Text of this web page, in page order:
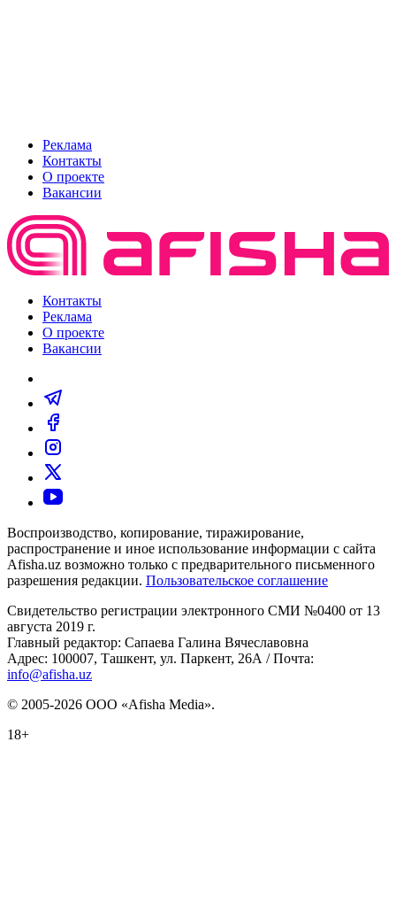
Реклама
Контакты
О проекте
Вакансии
Контакты
Реклама
О проекте
Вакансии
Воспроизводство, копирование, тиражирование,
распространение и иное использование информации с сайта
Afisha.uz возможно только с предварительного письменного
разрешения редакции. Пользовательское соглашение
Свидетельство регистрации электронного СМИ №0400 от 13
августа 2019 г.
Главный редактор: Сапаева Галина Вячеславовна
Адрес: 100007, Ташкент, ул. Паркент, 26А / Почта:
info@afisha.uz
© 2005-2026 ООО «Afisha Media».
18+